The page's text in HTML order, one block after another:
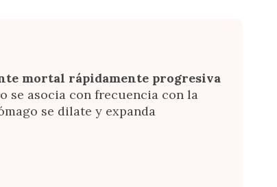
mortal rápidamente progresiva
se asocia con frecuencia con la
se dilate y expanda